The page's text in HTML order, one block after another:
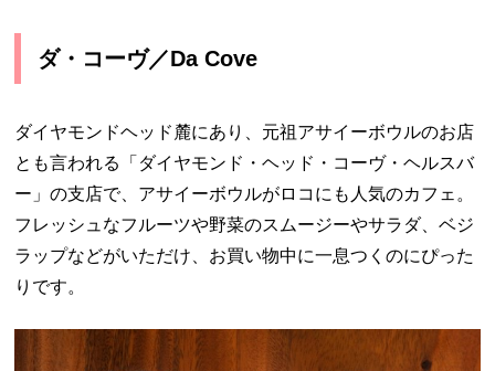
ダ・コーヴ／Da Cove
ダイヤモンドヘッド麓にあり、元祖アサイーボウルのお店
とも言われる「ダイヤモンド・ヘッド・コーヴ・ヘルスバ
ー」の支店で、アサイーボウルがロコにも人気のカフェ。
フレッシュなフルーツや野菜のスムージーやサラダ、ベジ
ラップなどがいただけ、お買い物中に一息つくのにぴった
りです。